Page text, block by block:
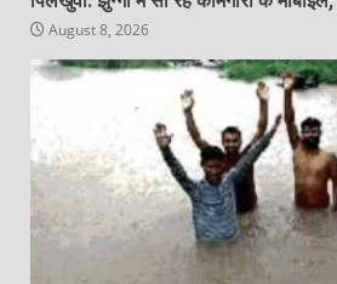
August 8, 2026